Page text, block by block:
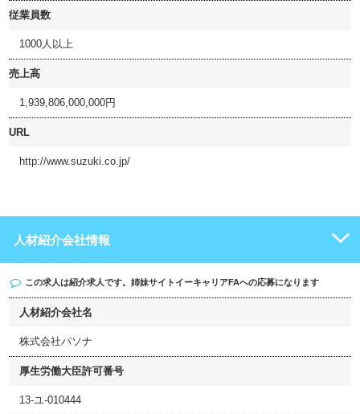
従業員数
1000人以上
売上高
1,939,806,000,000円
URL
http://www.suzuki.co.jp/
人材紹介会社情報
この求人は紹介求人です。姉妹サイト イーキャリアFAへの応募になります
人材紹介会社名
株式会社パソナ
厚生労働大臣許可番号
13-ユ-010444